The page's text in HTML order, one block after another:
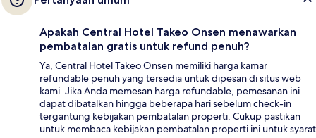
Apakah Central Hotel Takeo Onsen menawarkan
pembatalan gratis untuk refund penuh?
Ya, Central Hotel Takeo Onsen memiliki harga kamar
refundable penuh yang tersedia untuk dipesan di situs web
kami. Jika Anda memesan harga refundable, pemesanan ini
dapat dibatalkan hingga beberapa hari sebelum check-in
tergantung kebijakan pembatalan properti. Cukup pastikan
untuk membaca kebijakan pembatalan properti ini untuk syarat